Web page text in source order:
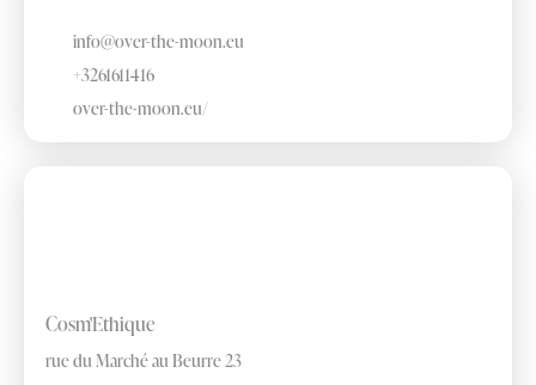
info@over-the-moon.eu
+3261611416
over-the-moon.eu/
Cosm'Ethique
rue du Marché au Beurre 23